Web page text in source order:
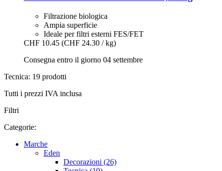
Filtrazione biologica
Ampia superficie
Ideale per filtri esterni FES/FET
CHF 10.45 (CHF 24.30 / kg)
Consegna entro il giorno 04 settembre
Tecnica: 19 prodotti
Tutti i prezzi IVA inclusa
Filtri
Categorie:
Marche
Eden
Decorazioni (26)